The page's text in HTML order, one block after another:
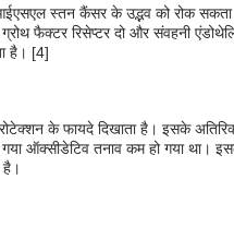
स्तन कैंसर के उद्भव को रोक
फैक्टर रिसेप्टर दो और संवहनी
है। [4]
के फायदे दिखाता है। इसके
ऑक्सीडेटिव तनाव कम हो गया था।
है।